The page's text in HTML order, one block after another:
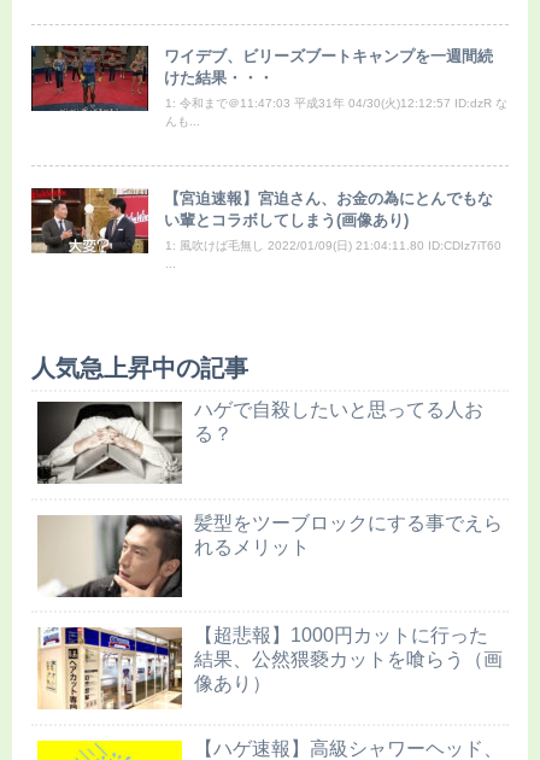
ワイデブ、ビリーズブートキャンプを一週間続
けた結果・・・
1: 令和まで＠11:47:03 平成31年 04/30(火)12:12:57 ID:dzR な
んも...
【宮迫速報】宮迫さん、お金の為にとんでもな
い輩とコラボしてしまう(画像あり)
1: 風吹けば毛無し 2022/01/09(日) 21:04:11.80 ID:CDIz7iT60
人気急上昇中の記事
ハゲで自殺したいと思ってる人お
る？
髪型をツーブロックにする事でえら
れるメリット
【超悲報】1000円カットに行った
結果、公然猥褻カットを喰らう（画
像あり）
【ハゲ速報】高級シャワーヘッド、